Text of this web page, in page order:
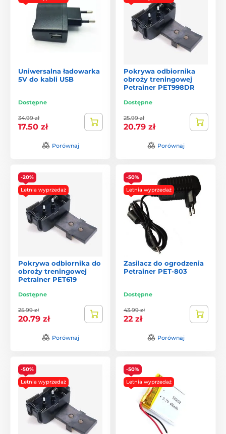
Uniwersalna ładowarka
5V do kabli USB
Dostępne
34.99 zł
17.50 zł
Porównaj
Pokrywa odbiornika
obroży treningowej
Petrainer PET998DR
Dostępne
25.99 zł
20.79 zł
Porównaj
-20%
Letnia wyprzedaż
Pokrywa odbiornika do
obroży treningowej
Petrainer PET619
Dostępne
25.99 zł
20.79 zł
Porównaj
-50%
Letnia wyprzedaż
Zasilacz do ogrodzenia
Petrainer PET-803
Dostępne
43.99 zł
22 zł
Porównaj
-50%
Letnia wyprzedaż
-50%
Letnia wyprzedaż